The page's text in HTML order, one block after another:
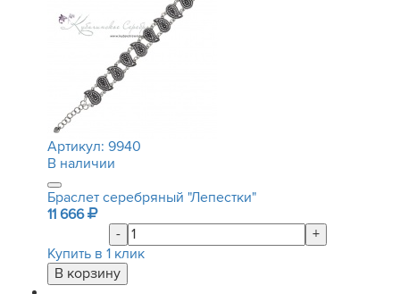
Артикул: 9940
В наличии
Браслет серебряный "Лепестки"
11 666
-
+
Купить в 1 клик